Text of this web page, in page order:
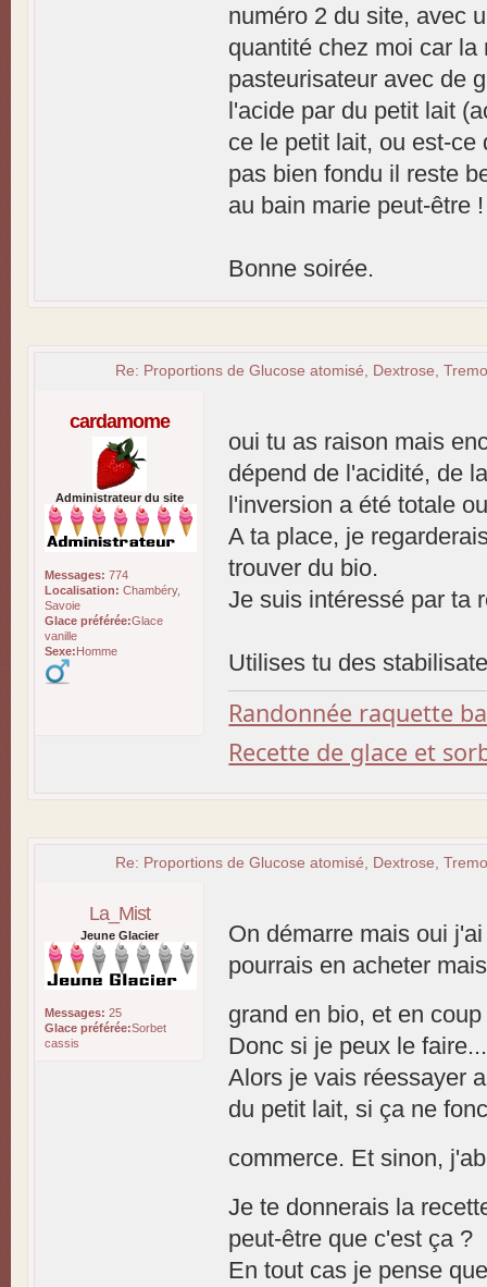
numéro 2 du site, avec
quantité chez moi car
pasteurisateur avec de
l'acide par du petit lait
ce le petit lait, ou est-
pas bien fondu il reste
au bain marie peut-être !
Bonne soirée.
Re: Proportions de Glucose atomisé, Dextrose,
cardamome
Administrateur du site
Messages: 774
Localisation: Chambéry,
Savoie
Glace préférée:Glace
vanille
Sexe:Homme
oui tu as raison mais
dépend de l'acidité, de
l'inversion a été totale
A ta place, je
trouver du bio.
Je suis intéressé par ta
Utilises tu des
Randonnée raquette
Recette de glace et
Re: Proportions de Glucose atomisé, Dextrose,
La_Mist
Jeune Glacier
Messages: 25
Glace préférée:Sorbet
cassis
On démarre mais oui
pourrais en acheter
grand en bio, et en
Donc si je peux le
Alors je vais réessayer
du petit lait, si ça ne
commerce. Et sinon,
Je te donnerais la
peut-être que c'est ça ?
En tout cas je pense